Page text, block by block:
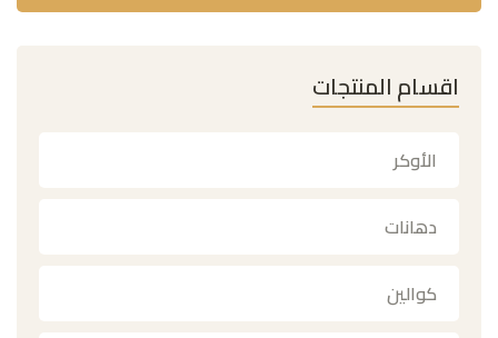
اقسام المنتجات
الأوكر
دهانات
كوالين